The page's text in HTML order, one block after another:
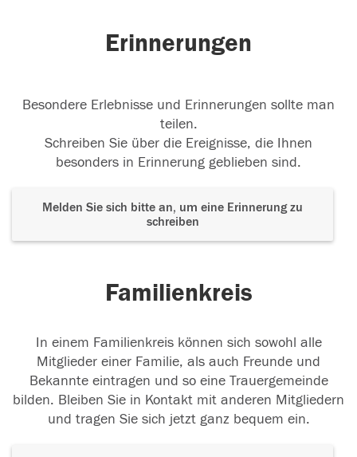
Erinnerungen
Besondere Erlebnisse und Erinnerungen sollte man
teilen.
Schreiben Sie über die Ereignisse, die Ihnen
besonders in Erinnerung geblieben sind.
Melden Sie sich bitte an, um eine Erinnerung zu
schreiben
Familienkreis
In einem Familienkreis können sich sowohl alle
Mitglieder einer Familie, als auch Freunde und
Bekannte eintragen und so eine Trauergemeinde
bilden. Bleiben Sie in Kontakt mit anderen Mitgliedern
und tragen Sie sich jetzt ganz bequem ein.